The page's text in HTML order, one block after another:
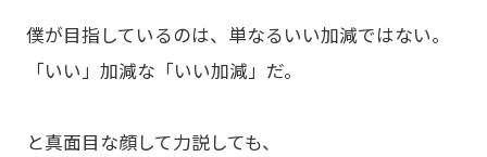
僕が目指しているのは、単なるいい加減ではない。
「いい」加減な「いい加減」だ。
と真面目な顔して力説しても、